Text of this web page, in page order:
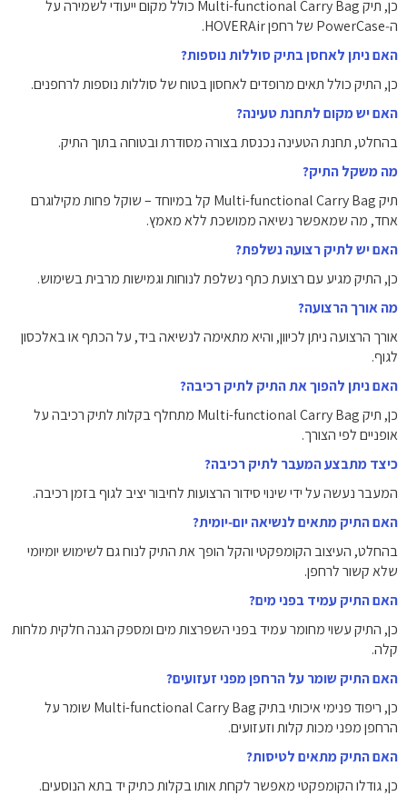
כן, תיק Multi-functional Carry Bag כולל מקום ייעודי לשמירה על
ה‑PowerCase של רחפן HOVERAir.
האם ניתן לאחסן בתיק סוללות נוספות?
כן, התיק כולל תאים מרופדים לאחסון בטוח של סוללות נוספות לרחפנים.
האם יש מקום לתחנת טעינה?
בהחלט, תחנת הטעינה נכנסת בצורה מסודרת ובטוחה בתוך התיק.
מה משקל התיק?
תיק Multi-functional Carry Bag קל במיוחד – שוקל פחות מקילוגרם
אחד, מה שמאפשר נשיאה ממושכת ללא מאמץ.
האם יש לתיק רצועה נשלפת?
כן, התיק מגיע עם רצועת כתף נשלפת לנוחות וגמישות מרבית בשימוש.
מה אורך הרצועה?
אורך הרצועה ניתן לכיוון, והיא מתאימה לנשיאה ביד, על הכתף או באלכסון
לגוף.
האם ניתן להפוך את התיק לתיק רכיבה?
כן, תיק Multi-functional Carry Bag מתחלף בקלות לתיק רכיבה על
אופניים לפי הצורך.
כיצד מתבצע המעבר לתיק רכיבה?
המעבר נעשה על ידי שינוי סידור הרצועות לחיבור יציב לגוף בזמן רכיבה.
האם התיק מתאים לנשיאה יום‑יומית?
בהחלט, העיצוב הקומפקטי והקל הופך את התיק לנוח גם לשימוש יומיומי
שלא קשור לרחפן.
האם התיק עמיד בפני מים?
כן, התיק עשוי מחומר עמיד בפני השפרצות מים ומספק הגנה חלקית מלחות
קלה.
האם התיק שומר על הרחפן מפני זעזועים?
כן, ריפוד פנימי איכותי בתיק Multi-functional Carry Bag שומר על
הרחפן מפני מכות קלות וזעזועים.
האם התיק מתאים לטיסות?
כן, גודלו הקומפקטי מאפשר לקחת אותו בקלות כתיק יד בתא הנוסעים.